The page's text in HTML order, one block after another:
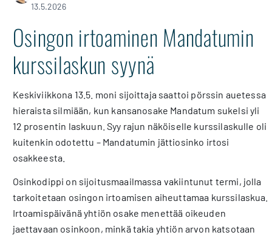
13.5.2026
Osingon irtoaminen Mandatumin
kurssilaskun syynä
Keskiviikkona 13.5. moni sijoittaja saattoi pörssin auetessa
hieraista silmiään, kun kansanosake Mandatum sukelsi yli
12 prosentin laskuun. Syy rajun näköiselle kurssilaskulle oli
kuitenkin odotettu – Mandatumin jättiosinko irtosi
osakkeesta.
Osinkodippi on sijoitusmaailmassa vakiintunut termi, jolla
tarkoitetaan osingon irtoamisen aiheuttamaa kurssilaskua.
Irtoamispäivänä yhtiön osake menettää oikeuden
jaettavaan osinkoon, minkä takia yhtiön arvon katsotaan